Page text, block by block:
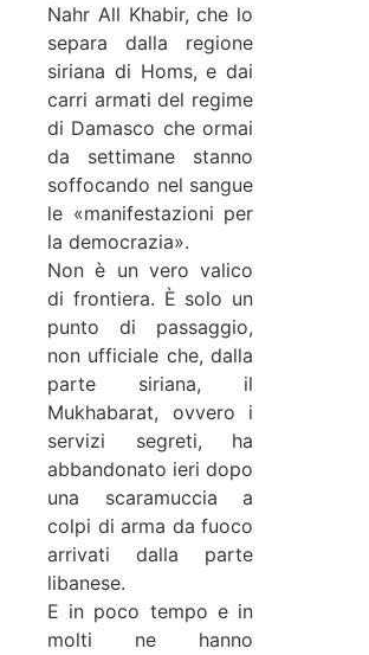
Nahr All Khabir, che lo
separa dalla regione
siriana di Homs, e dai
carri armati del regime
di Damasco che ormai
da settimane stanno
soffocando nel sangue
le «manifestazioni per
la democrazia».
Non è un vero valico
di frontiera. È solo un
punto di passaggio,
non ufficiale che, dalla
parte siriana, il
Mukhabarat, ovvero i
servizi segreti, ha
abbandonato ieri dopo
una scaramuccia a
colpi di arma da fuoco
arrivati dalla parte
libanese.
E in poco tempo e in
molti ne hanno